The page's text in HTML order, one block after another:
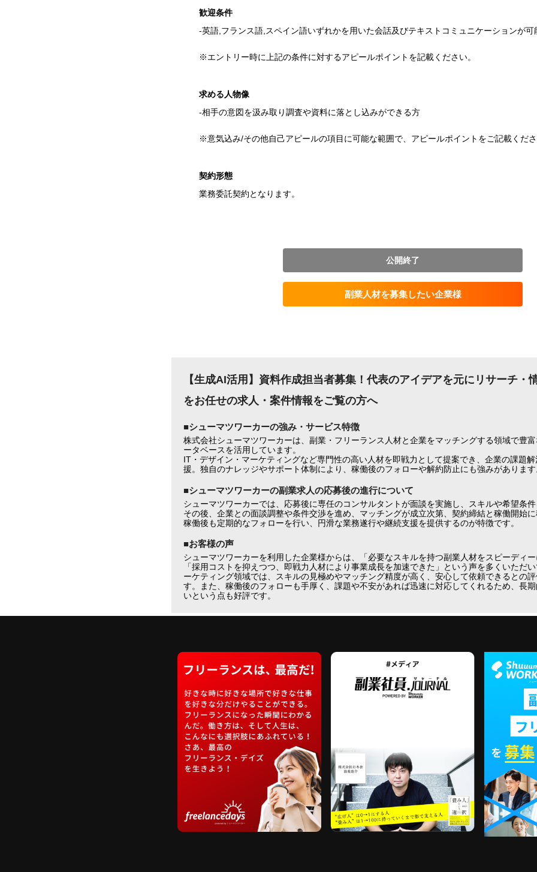
歓迎条件
-英語,フランス語,スペイン語いずれかを用いた会話及びテキストコミュニケーションが可
※エントリー時に上記の条件に対するアピールポイントを記載ください。
求める人物像
-相手の意図を汲み取り調査や資料に落とし込みができる方
※意気込み/その他自己アピールの項目に可能な範囲で、アピールポイントをご記載くだ
契約形態
業務委託契約となります。
公開終了
副業人材を募集したい企業様
【生成AI活用】資料作成担当者募集！代表のアイデアを元にリサーチ・
をお任せの求人・案件情報をご覧の方へ
■シューマツワーカーの強み・サービス特徴
株式会社シューマツワーカーは、副業・フリーランス人材と企業をマッチングする領域で豊
ータベースを活用しています。
IT・デザイン・マーケティングなど専門性の高い人材を即戦力として提案でき、企業の課題
援。独自のナレッジやサポート体制により、稼働後のフォローや解約防止にも強みがあります
■シューマツワーカーの副業求人の応募後の進行について
シューマツワーカーでは、応募後に専任のコンサルタントが面談を実施し、スキルや希望条
その後、企業との面談調整や条件交渉を進め、マッチングが成立次第、契約締結と稼働開始
稼働後も定期的なフォローを行い、円滑な業務遂行や継続支援を提供するのが特徴です。
■お客様の声
シューマツワーカーを利用した企業様からは、「必要なスキルを持つ副業人材をスピーディ
「採用コストを抑えつつ、即戦力人材により事業成長を加速できた」という声を多くいただ
ーケティング領域では、スキルの見極めやマッチング精度が高く、安心して依頼できるとの
す。また、稼働後のフォローも手厚く、課題や不安があれば迅速に対応してくれるため、長
いという点も好評です。